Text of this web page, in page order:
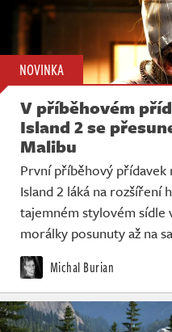
NOVINKA
V příběhovém
Island 2 se
Malibu
První příběhový přídavek
Island 2 láká na rozšíření
tajemném stylovém sídle
morálky posunuty až na
Michal Burian